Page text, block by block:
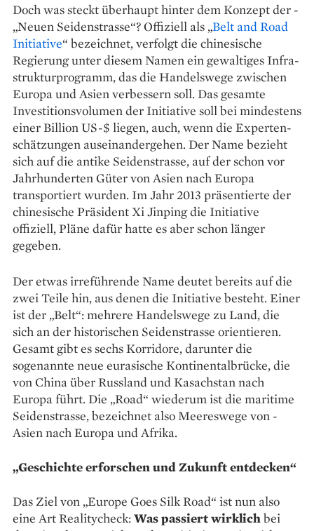
Doch was steckt überhaupt hinter dem Konzept der ­
„Neuen ­Seidenstrasse“? Offiziell als „Belt and Road
Initiative“ bezeichnet, ­verfolgt die chinesische
Regierung ­unter ­diesem Namen ein ­gewaltiges Infra­
strukturprogramm, das die Handels­wege zwischen
Europa und ­Asien verbessern soll. Das ­gesamte
Inves­ti­tionsvolumen der ­Initiative soll bei mindestens
einer ­Billion US-$ liegen, auch, wenn die Experten­
schätzungen auseinandergehen. Der Name bezieht
sich auf die antike Seidenstrasse, auf der schon vor
Jahrhunderten Güter von ­Asien nach ­Europa
transportiert wurden. Im Jahr 2013 präsentierte der
chinesische Präsident Xi Jinping die ­Initiative
offiziell, Pläne dafür hatte es aber schon länger
gegeben.
Der etwas irreführende Name deutet bereits auf die
zwei Teile hin, aus denen die Initiative besteht. Einer
ist der „Belt“: ­mehrere Handelswege zu Land, die
sich an der historischen Seidenstrasse orientieren.
Gesamt gibt es sechs Korridore, darunter die
sogenannte neue eurasische Kontinentalbrücke, die
von ­China über Russland und Kasachstan nach
Europa führt. Die „Road“ wiederum ist die maritime
Seidenstrasse, bezeichnet also Meereswege von ­
Asien nach Europa und Afrika.
„Geschichte erforschen und Zukunft entdecken“
Das Ziel von „Europe Goes Silk Road“ ist nun also
eine Art Realitycheck:Was passiert wirklichbei